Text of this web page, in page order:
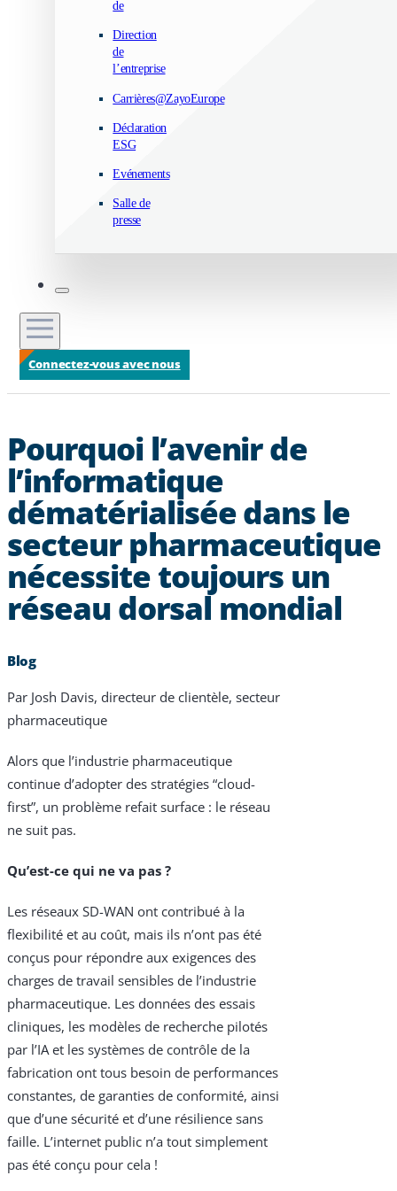
de
Direction
de
l’entreprise
Carrières@ZayoEurope
Déclaration
ESG
Evénements
Salle de
presse
Products & Services
Industries
Why Choose Zayo Europe
About Zayo Europe
Connectez-vous avec nous
Pourquoi l’avenir de
l’informatique
dématérialisée dans le
secteur pharmaceutique
nécessite toujours un
réseau dorsal mondial
Blog
Par Josh Davis, directeur de clientèle, secteur
pharmaceutique
Alors que l’industrie pharmaceutique
continue d’adopter des stratégies “cloud-
first”, un problème refait surface : le réseau
ne suit pas.
Qu’est-ce qui ne va pas ?
Les réseaux SD-WAN ont contribué à la
flexibilité et au coût, mais ils n’ont pas été
conçus pour répondre aux exigences des
charges de travail sensibles de l’industrie
pharmaceutique. Les données des essais
cliniques, les modèles de recherche pilotés
par l’IA et les systèmes de contrôle de la
fabrication ont tous besoin de performances
constantes, de garanties de conformité, ainsi
que d’une sécurité et d’une résilience sans
faille. L’internet public n’a tout simplement
pas été conçu pour cela !